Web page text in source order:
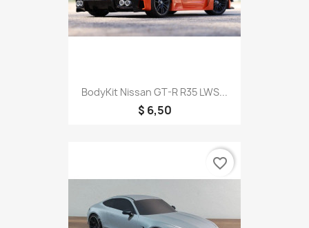
BodyKit Nissan GT-R R35 LWS...
$ 6,50
favorite_border